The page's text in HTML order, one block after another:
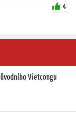
4
Vietcongu